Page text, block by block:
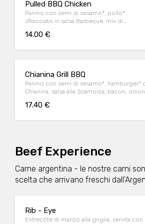
Pulled BBQ Chicken
Panino con semi di sesamo*, pollo*
sfilacciato in salsa Barbecue, mix di
insalata iceberg
14.00 €
Chianina Grill BBQ
Panino con semi di sesamo*, hamburger*
Chianina, salsa alla Scamorza, bacon, onion
17.40 €
Beef Experience
Carne argentina - le nostre carni
scelta che arrivano freschi
Rib - Eye
Entrecôte di manzo alla griglia, servita con